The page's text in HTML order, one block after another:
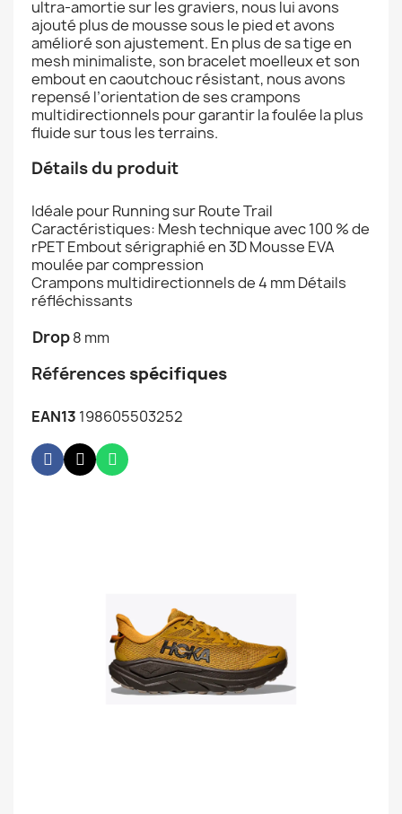
ultra-amortie sur les graviers, nous lui avons
ajouté plus de mousse sous le pied et avons
amélioré son ajustement. En plus de sa tige en
mesh minimaliste, son bracelet moelleux et son
embout en caoutchouc résistant, nous avons
repensé l’orientation de ses crampons
multidirectionnels pour garantir la foulée la plus
fluide sur tous les terrains.
Détails du produit
Idéale pour Running sur Route Trail
Caractéristiques: Mesh technique avec 100 % de
rPET Embout sérigraphié en 3D Mousse EVA
moulée par compression
Crampons multidirectionnels de 4 mm Détails
réfléchissants
Drop8 mm
Références spécifiques
EAN13 198605503252